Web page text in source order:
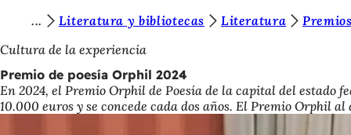
Saltar al contenido
s
t
á
s
Literatura y bibliotecas Literatura
Cultura de la experiencia
Premio de poesía Orphil 2024
En 2024, el Premio Orphil de Poesía de la capital del estado
10.000 euros y se concede cada dos años. El Premio Orphil